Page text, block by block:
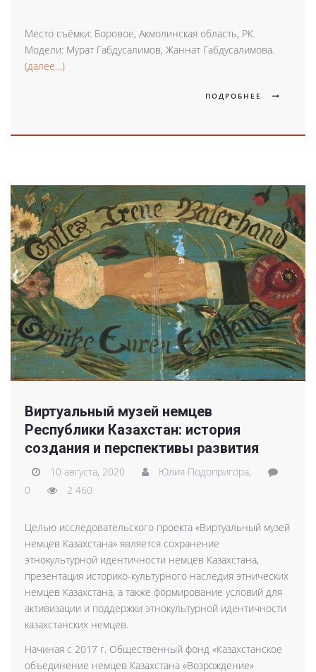
Место съёмки: Боровое, Акмолинская область, РК.
Модели: Мурат Габдусалимов, Жаннат Габдусалимова.
(далее…)
ПОДРОБНЕЕ
Виртуальный музей немцев
Республики Казахстан: история
создания и перспективы развития
10 августа, 2020
Юлия Подопригора,
0
2 460
Целью исследовательского проекта «Виртуальный музей
немцев Казахстана» является сохранение
этнокультурной идентичности немцев Казахстана,
презентация историко-культурного наследия этнических
немцев Казахстана, а также формирование условий для
активизации и поддержки этнокультурной идентичности
казахстанских немцев.
Начиная с 2017 г. Общественный фонд «Казахстанское
объединение немцев Казахстана «Возрождение»